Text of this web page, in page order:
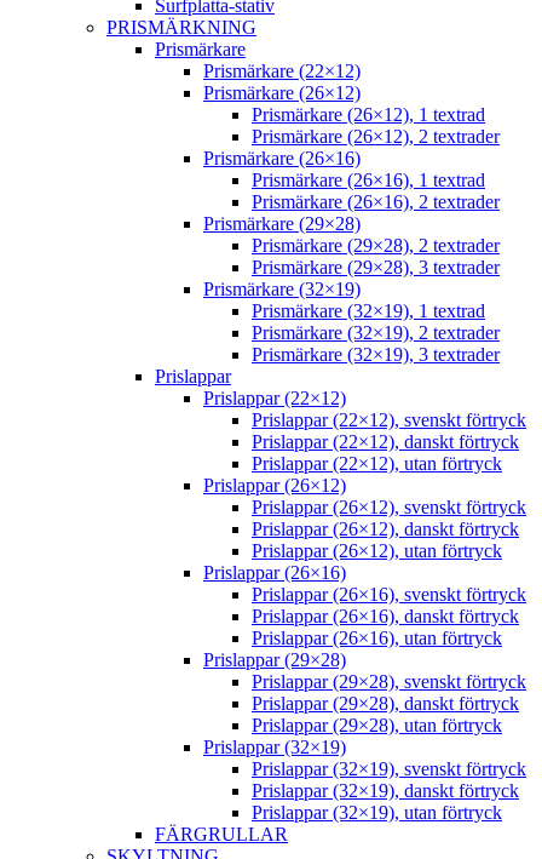
Surfplatta-stativ
PRISMÄRKNING
Prismärkare
Prismärkare (22×12)
Prismärkare (26×12)
Prismärkare (26×12), 1 textrad
Prismärkare (26×12), 2 textrader
Prismärkare (26×16)
Prismärkare (26×16), 1 textrad
Prismärkare (26×16), 2 textrader
Prismärkare (29×28)
Prismärkare (29×28), 2 textrader
Prismärkare (29×28), 3 textrader
Prismärkare (32×19)
Prismärkare (32×19), 1 textrad
Prismärkare (32×19), 2 textrader
Prismärkare (32×19), 3 textrader
Prislappar
Prislappar (22×12)
Prislappar (22×12), svenskt förtryck
Prislappar (22×12), danskt förtryck
Prislappar (22×12), utan förtryck
Prislappar (26×12)
Prislappar (26×12), svenskt förtryck
Prislappar (26×12), danskt förtryck
Prislappar (26×12), utan förtryck
Prislappar (26×16)
Prislappar (26×16), svenskt förtryck
Prislappar (26×16), danskt förtryck
Prislappar (26×16), utan förtryck
Prislappar (29×28)
Prislappar (29×28), svenskt förtryck
Prislappar (29×28), danskt förtryck
Prislappar (29×28), utan förtryck
Prislappar (32×19)
Prislappar (32×19), svenskt förtryck
Prislappar (32×19), danskt förtryck
Prislappar (32×19), utan förtryck
FÄRGRULLAR